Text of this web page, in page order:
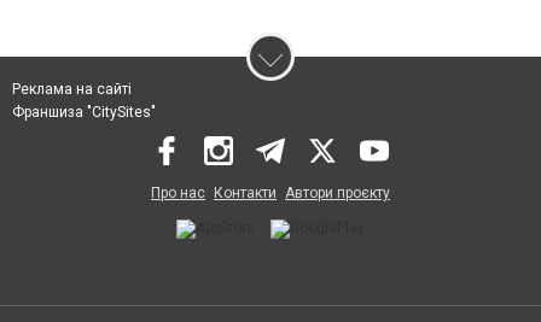
Реклама на сайті
Франшиза "CitySites"
Про нас Контакти Автори проєкту